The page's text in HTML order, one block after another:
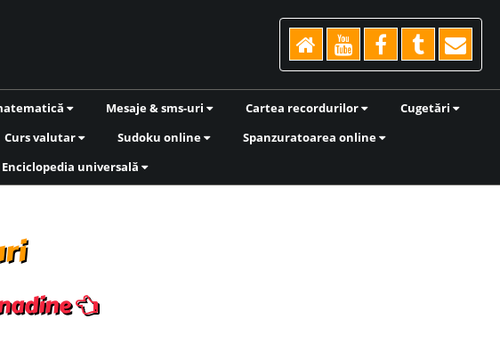
Mesaje & sms-uri Cartea recordurilor
Cugetări
Curs valutar Sudoku online
Spanzuratoarea online
Enciclopedia universală